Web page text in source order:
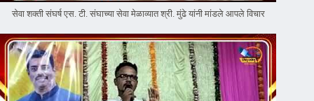
सेवा शक्ती संघर्ष एस. टी. संघाच्या सेवा मेळाव्यात श्री. मुंढे यांनी मांडले आपले विचार